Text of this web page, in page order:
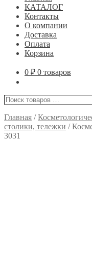
КАТАЛОГ
Контакты
О компании
Доставка
Оплата
Корзина
0 ₽ 0 товаров
Поиск
…
Главная /
столики, тележки /
3031